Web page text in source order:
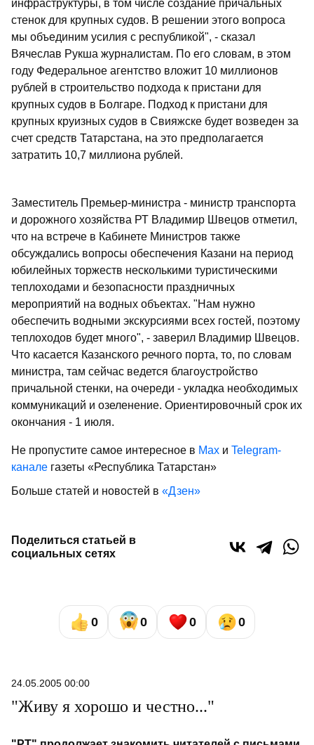
инфраструктуры, в том числе создание причальных
стенок для крупных судов. В решении этого вопроса
мы объединим усилия с республикой", - сказал
Вячеслав Рукша журналистам. По его словам, в этом
году Федеральное агентство вложит 10 миллионов
рублей в строительство подхода к пристани для
крупных судов в Болгаре. Подход к пристани для
крупных круизных судов в Свияжске будет возведен за
счет средств Татарстана, на это предполагается
затратить 10,7 миллиона рублей.
Заместитель Премьер-министра - министр транспорта
и дорожного хозяйства РТ Владимир Швецов отметил,
что на встрече в Кабинете Министров также
обсуждались вопросы обеспечения Казани на период
юбилейных торжеств несколькими туристическими
теплоходами и безопасности праздничных
мероприятий на водных объектах. "Нам нужно
обеспечить водными экскурсиями всех гостей, поэтому
теплоходов будет много", - заверил Владимир Швецов.
Что касается Казанского речного порта, то, по словам
министра, там сейчас ведется благоустройство
причальной стенки, на очереди - укладка необходимых
коммуникаций и озеленение. Ориентировочный срок их
окончания - 1 июля.
Не пропустите самое интересное в Max и Telegram-
канале газеты «Республика Татарстан»
Больше статей и новостей в «Дзен»
Поделиться статьей в
социальных сетях
0 0 0 0
24.05.2005 00:00
"Живу я хорошо и честно..."